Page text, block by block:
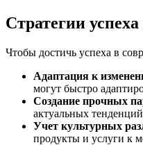
Стратегии
Чтобы достичь успеха в
Адаптация к
могут быстро
Создание прочных
актуальных
Учет культурных
продукты и услуги к